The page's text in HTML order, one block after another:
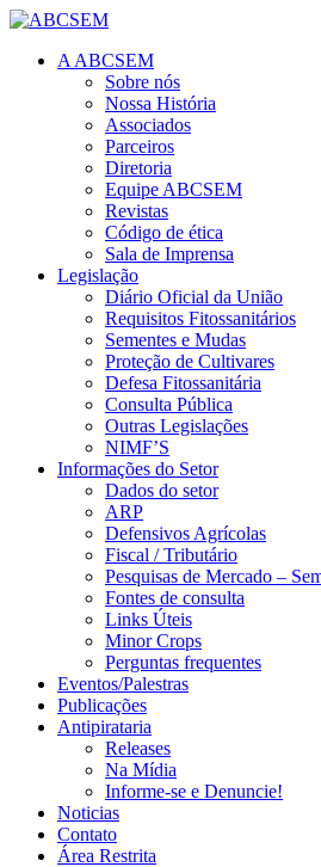
A ABCSEM
Sobre nós
Nossa História
Associados
Parceiros
Diretoria
Equipe ABCSEM
Revistas
Código de ética
Sala de Imprensa
Legislação
Diário Oficial da União
Requisitos Fitossanitários
Sementes e Mudas
Proteção de Cultivares
Defesa Fitossanitária
Consulta Pública
Outras Legislações
NIMF’S
Informações do Setor
Dados do setor
ARP
Defensivos Agrícolas
Fiscal / Tributário
Pesquisas de Mercado –
Fontes de consulta
Links Úteis
Minor Crops
Perguntas frequentes
Eventos/Palestras
Publicações
Antipirataria
Releases
Na Mídia
Informe-se e Denuncie!
Noticias
Contato
Área Restrita